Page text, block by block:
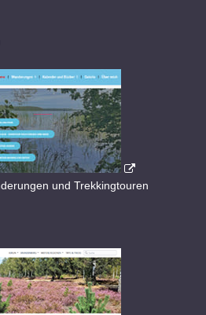
und Trekkingtouren